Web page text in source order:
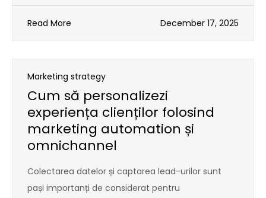
Read More December 17, 2025
Marketing strategy
Cum să personalizezi
experiența clienților folosind
marketing automation și
omnichannel
Colectarea datelor și captarea lead-urilor sunt
pași importanți de considerat pentru